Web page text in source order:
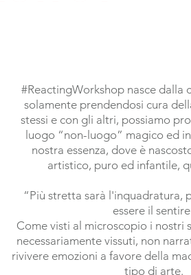
#ReactingWorkshop nasce dalla
solamente prendendosi cura
stessi e con gli altri, possiamo
luogo “non-luogo” magico ed
nostra essenza, dove è
artistico, puro ed infantile,
“Più stretta sarà l'inquadratura,
essere il
Come visti al microscopio i nostri
necessariamente vissuti, non
rivivere emozioni a favore della
tipo di arte.